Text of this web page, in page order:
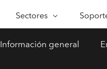
Sectores
SECTORES
Información general